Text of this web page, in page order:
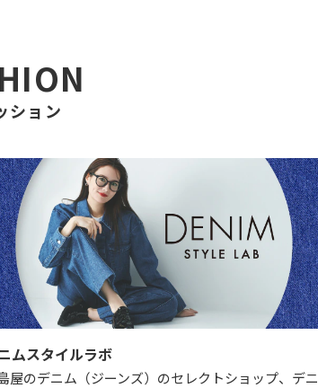
ション
ムスタイルラボ
屋のデニム（ジーンズ）のセレクトショップ、デニ